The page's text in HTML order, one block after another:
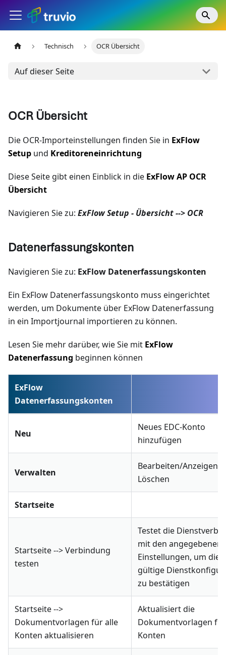
Technisch OCR Übersicht
Auf dieser Seite
OCR Übersicht
Die OCR-Importeinstellungen finden Sie in ExFlow
Setup und Kreditoreneinrichtung
Diese Seite gibt einen Einblick in die ExFlow AP OCR
Übersicht
Navigieren Sie zu: ExFlow Setup - Übersicht --> OCR
Datenerfassungskonten
Navigieren Sie zu: ExFlow Datenerfassungskonten
Ein ExFlow Datenerfassungskonto muss eingerichtet
werden, um Dokumente über ExFlow Datenerfassung
in ein Importjournal importieren zu können.
Lesen Sie mehr darüber, wie Sie mit ExFlow
Datenerfassung beginnen können
ExFlow
Datenerfassungskonten
Neu
Neues EDC-Konto
hinzufügen
Verwalten
Bearbeiten/Anzeigen
Löschen
Startseite
Startseite --> Verbindung
testen
Testet die
mit den angegebenen
Einstellungen, um die
gültige
zu bestätigen
Startseite -->
Dokumentvorlagen für alle
Konten aktualisieren
Aktualisiert die
Dokumentvorlagen
Konten